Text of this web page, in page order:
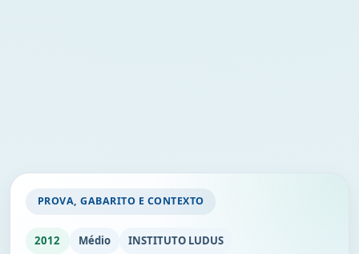
PROVA, GABARITO E CONTEXTO
2012 Médio INSTITUTO LUDUS